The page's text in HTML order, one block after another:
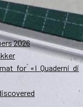
2026
for «I Quaderni di